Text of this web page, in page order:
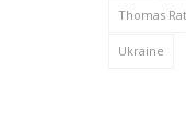
Thomas
Ukraine